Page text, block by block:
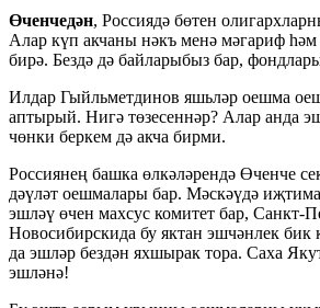
Өченчедән, Россиядә бөтен
Алар күп акчаны нәкъ менә мәгариф
бирә. Бездә дә байларыбыз бар,
Илдар Гыйльметдинов яшьләр оешма
аптырый. Нигә төзесеннәр? Алар анда
чөнки беркем дә акча бирми.
Россиянең башка өлкәләрендә Өченче
дәүләт оешмалары бар. Мәскәүдә
эшләү өчен махсус комитет бар, Санкт-
Новосибирскида бу яктан эшчәнлек бик
да эшләр бездән яхшырак тора. Саха
эшләнә!